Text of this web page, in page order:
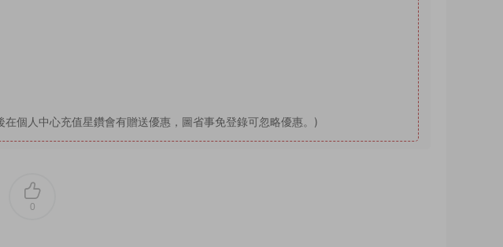
個人中心充值星鑽會有贈送優惠，圖省事免登錄可忽略優惠。)
0